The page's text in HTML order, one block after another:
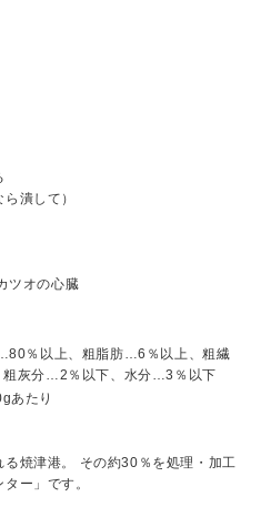
潰して）
ツオの心臓
％以上、粗脂肪…6％以上、粗繊
灰分…2％以下、水分…3％以下
あたり
焼津港。 その約30％を処理・加工
ー」です。